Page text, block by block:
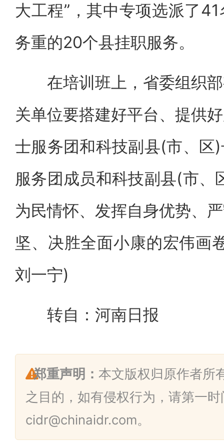
大工程”，其中专项选派了
务重的20个县挂职服务。
在培训班上，省委组织部
关单位要搭建好平台、提供
士服务团和科技副县(市、区
服务团成员和科技副县(市
为民情怀、发挥自身优势、
坚、决胜全面小康的宏伟画
刘一宁)
转自：河南日报
郑重声明： 本文版权归原作者所
之目的，如有侵权行为，请第一
cidr@chinaidr.com。